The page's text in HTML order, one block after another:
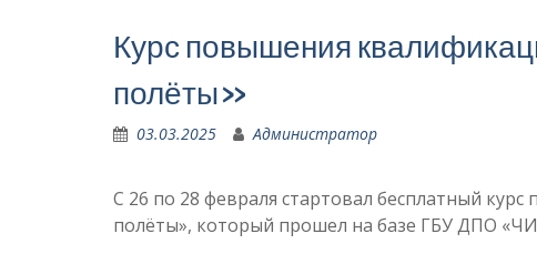
Курс повышения
полёты»
03.03.2025 Администратор
С 26 по 28 февраля стартовал бесплатный
полёты», который прошел на базе ГБУ ДПО